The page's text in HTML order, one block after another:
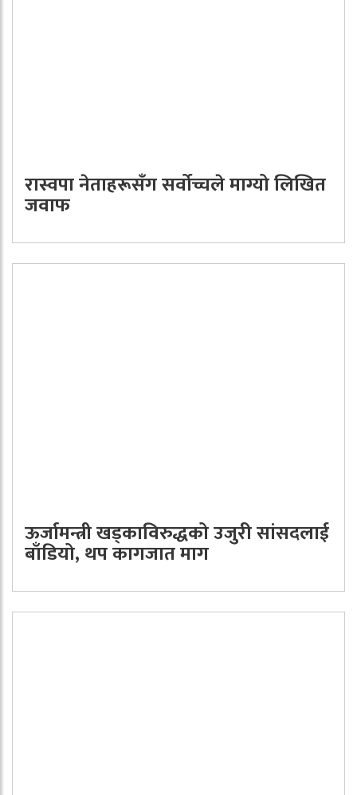
रास्वपा नेताहरूसँग सर्वोच्चले माग्यो लिखित
जवाफ
ऊर्जामन्त्री खड्काविरुद्धको उजुरी सांसदलाई
बाँडियो, थप कागजात माग